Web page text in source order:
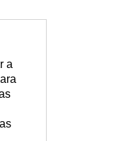
e informar as
sobre o
a